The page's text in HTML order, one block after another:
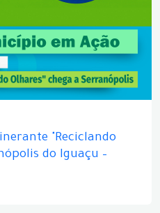
"Reciclando
do Iguaçu –